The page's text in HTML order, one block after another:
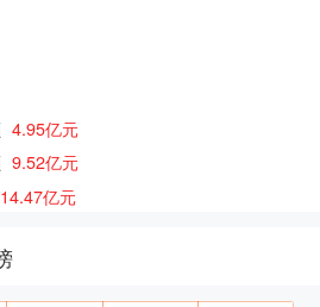
4.95亿元
9.52亿元
14.47亿元